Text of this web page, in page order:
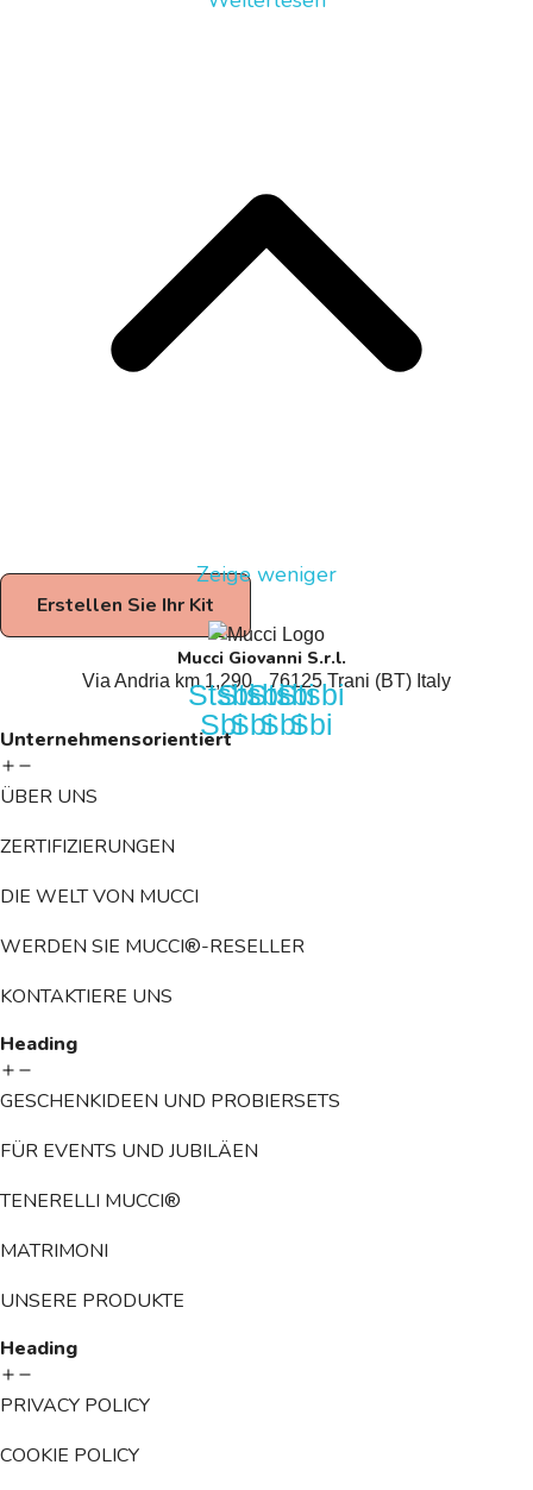
Zeige weniger
Erstellen Sie Ihr Kit
Mucci Giovanni S.r.l.
Via Andria km 1,290 76125 Trani (BT) Italy
Stsbi
Sbi
Stsbi
Sbi
Stsbi
Sbi
Stsbi
Sbi
Unternehmensorientiert
ÜBER UNS
ZERTIFIZIERUNGEN
DIE WELT VON MUCCI
WERDEN SIE MUCCI®-RESELLER
KONTAKTIERE UNS
Heading
GESCHENKIDEEN UND PROBIERSETS
FÜR EVENTS UND JUBILÄEN
TENERELLI MUCCI®
MATRIMONI
UNSERE PRODUKTE
Heading
PRIVACY POLICY
COOKIE POLICY